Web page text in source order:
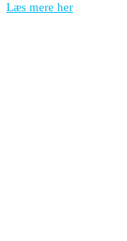
Læs mere her